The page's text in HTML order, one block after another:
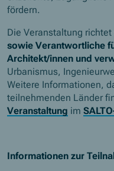
fördern.
Die Veranstaltung richtet
sowie Verantwortliche
Architekt/innen und
Urbanismus,
Weitere Informationen,
teilnehmenden Länder
Veranstaltung im
Informationen zur